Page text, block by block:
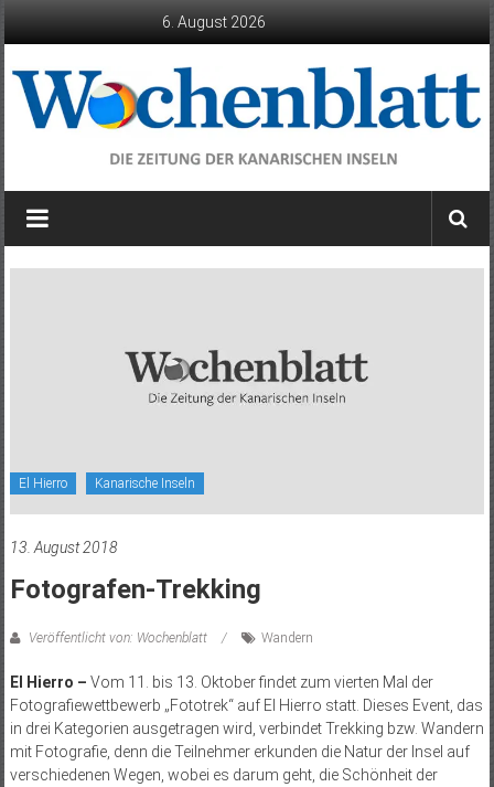
6. August 2026
Wochenblatt
die
El Hierro Kanarische Inseln
13. August 2018
Fotografen-Trekking
Veröffentlicht von: Wochenblatt Wandern
El Hierro – Vom 11. bis 13. Oktober findet zum vierten Mal der
Fotografiewettbewerb „Fototrek“ auf El Hierro statt. Dieses Event, das
in drei Kategorien ausgetragen wird, verbindet Trekking bzw. Wandern
mit Fotografie, denn die Teilnehmer erkunden die Natur der Insel auf
verschiedenen Wegen, wobei es darum geht, die Schönheit der